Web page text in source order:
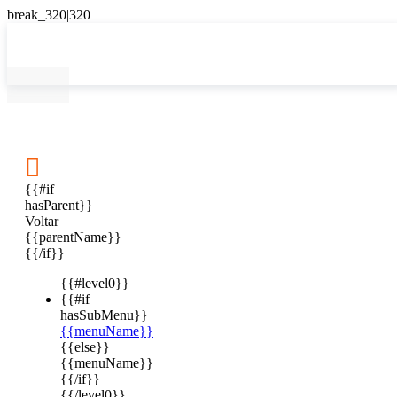

{{#if
hasParent}}
Voltar
{{parentName}}
{{/if}}
{{#level0}}
{{#if
hasSubMenu}}
{{menuName}}
{{else}}
{{menuName}}
{{/if}}